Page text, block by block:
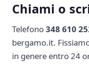
Chiami o
Telefono348 610
bergamo.it.
in genere entro 24